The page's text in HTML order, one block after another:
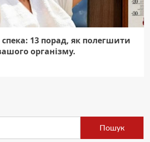
13 порад, як полегшити
організму.
Пошук